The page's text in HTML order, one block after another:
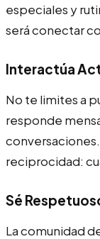
especiales y
será conectar
Interactúa
No te limites a
responde
reciprocidad:
Sé
La comunidad